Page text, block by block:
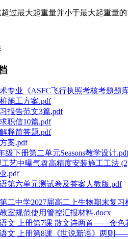
过最大起重量并小于最大起重量
专业《ASFC飞行执照考核考题题
施工方案.pdf
报告范文3篇.pdf
职信10篇.pdf
释简答题.pdf
案.pdf
级下册第二单元Seasons教学设计
艺中曝气盘高精度安装施工工法
.pdf
第六单元测试卷及答案人教版.pdf
二中学2027届高二上生物期末复习
室规范使用管控汇报材料.docx
文 上册第7课 散文诗两首——金色
文 上册第8课《世说新语》两则